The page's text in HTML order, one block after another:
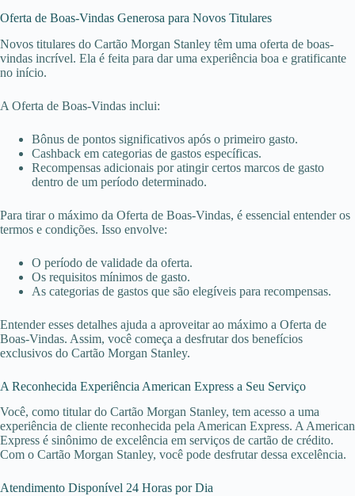
Oferta de Boas-Vindas Generosa para Novos Titulares
Novos titulares do Cartão Morgan Stanley têm uma oferta de boas-
vindas incrível. Ela é feita para dar uma experiência boa e gratificante
no início.
A Oferta de Boas-Vindas inclui:
Bônus de pontos significativos após o primeiro gasto.
Cashback em categorias de gastos específicas.
Recompensas adicionais por atingir certos marcos de gasto
dentro de um período determinado.
Para tirar o máximo da Oferta de Boas-Vindas, é essencial entender os
termos e condições. Isso envolve:
O período de validade da oferta.
Os requisitos mínimos de gasto.
As categorias de gastos que são elegíveis para recompensas.
Entender esses detalhes ajuda a aproveitar ao máximo a Oferta de
Boas-Vindas. Assim, você começa a desfrutar dos benefícios
exclusivos do Cartão Morgan Stanley.
A Reconhecida Experiência American Express a Seu Serviço
Você, como titular do Cartão Morgan Stanley, tem acesso a uma
experiência de cliente reconhecida pela American Express. A American
Express é sinônimo de excelência em serviços de cartão de crédito.
Com o Cartão Morgan Stanley, você pode desfrutar dessa excelência.
Atendimento Disponível 24 Horas por Dia